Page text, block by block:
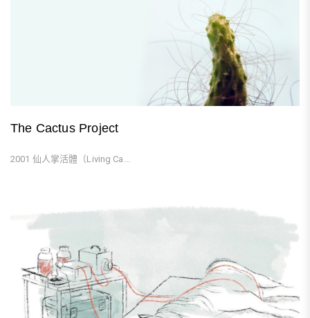
The Cactus Project
2001 仙人掌活體（Living Ca...